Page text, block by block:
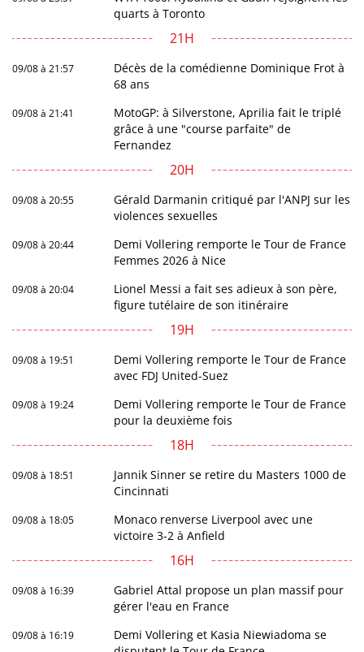
quarts à Toronto
21H
09/08 à 21:57
Décès de la comédienne Dominique Frot à
68 ans
09/08 à 21:41
MotoGP: à Silverstone, Aprilia fait le triplé
grâce à une "course parfaite" de
Fernandez
20H
09/08 à 20:55
Gérald Darmanin critiqué par l'ANPJ sur les
violences sexuelles
09/08 à 20:44
Demi Vollering remporte le Tour de France
Femmes 2026 à Nice
09/08 à 20:04
Lionel Messi a fait ses adieux à son père,
figure tutélaire de son itinéraire
19H
09/08 à 19:51
Demi Vollering remporte le Tour de France
avec FDJ United-Suez
09/08 à 19:24
Demi Vollering remporte le Tour de France
pour la deuxième fois
18H
09/08 à 18:51
Jannik Sinner se retire du Masters 1000 de
Cincinnati
09/08 à 18:05
Monaco renverse Liverpool avec une
victoire 3-2 à Anfield
16H
09/08 à 16:39
Gabriel Attal propose un plan massif pour
gérer l'eau en France
09/08 à 16:19
Demi Vollering et Kasia Niewiadoma se